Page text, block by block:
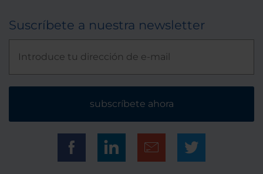
Suscríbete a nuestra newsletter
subscríbete ahora